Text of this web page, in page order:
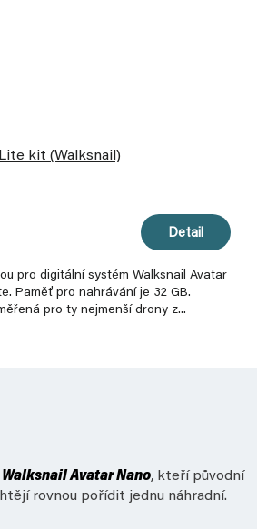
kit (Walksnail)
Detail
pro digitální systém Walksnail Avatar
Paměť pro nahrávání je 32 GB.
pro ty nejmenší drony z...
Walksnail Avatar Nano, kteří původní
rovnou pořídit jednu náhradní.